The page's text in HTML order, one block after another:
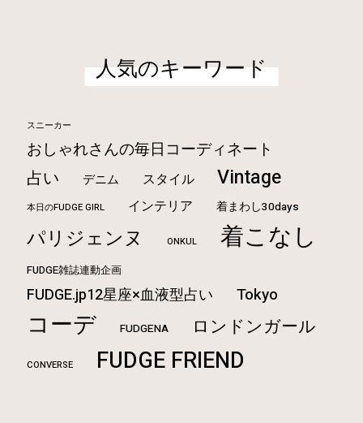
人気のキーワード
スニーカー
おしゃれさんの毎日コーディネート
占い デニム スタイル Vintage
本日のFUDGE GIRL インテリア 着まわし30days
パリジェンヌ ONKUL 着こなし
FUDGE雑誌連動企画
FUDGE.jp12星座×血液型占い Tokyo
コーデ FUDGENA ロンドンガール
CONVERSE FUDGE FRIEND